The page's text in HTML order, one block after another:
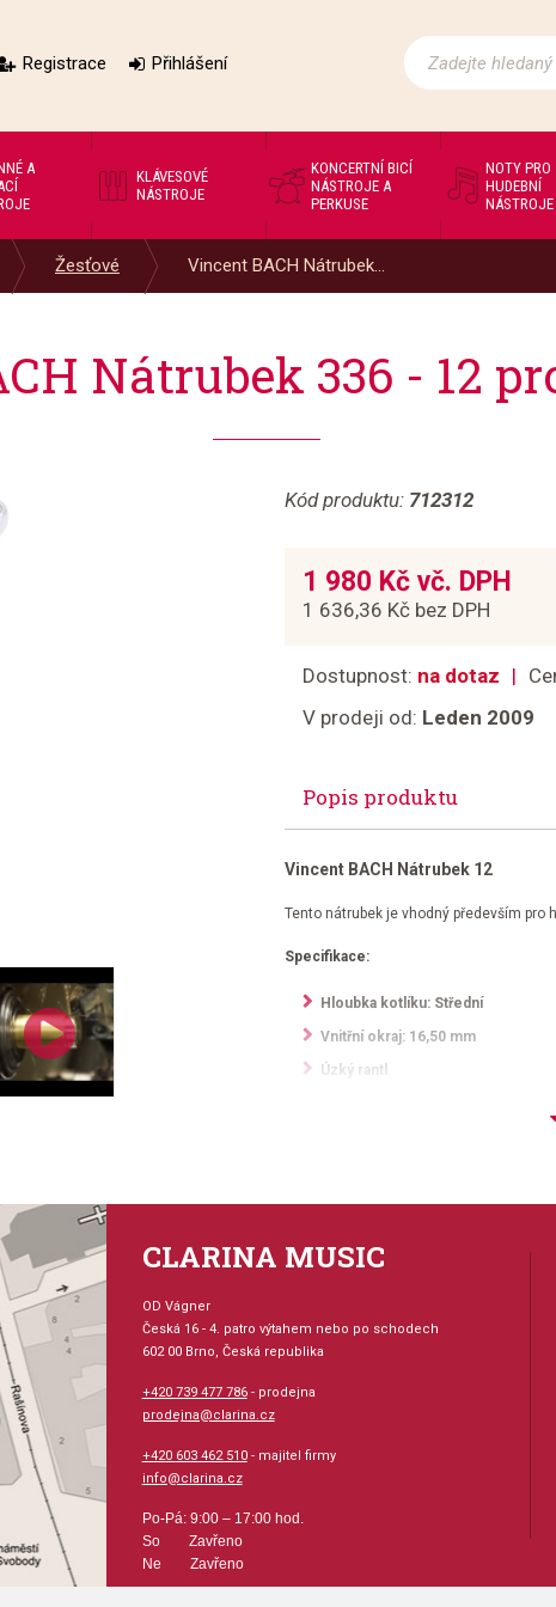
Registrace Přihlášení
A
KLÁVESOVÉ
NÁSTROJE
KONCERTNÍ BICÍ
NÁSTROJE A
PERKUSE
NOTY PRO
HUDEBNÍ
NÁSTROJE
Žesťové Vincent BACH Nátrubek...
Nátrubek 336 - 12
Kód produktu: 712312
1 980 Kč vč. DPH
1 636,36 Kč bez DPH
Dostupnost: na dotaz
V prodeji od: Leden 2009
Popis produktu
Vincent BACH Nátrubek 12
Tento nátrubek je vhodný především pro
Specifikace:
Hloubka kotlíku: Střední
Vnitřní okraj: 16,50 mm
Úzký rantl
Číslice na nátrubku definuje vnitřní
Následující označení za číslem
CLARINA MUSIC
OD Vágner
Česká 16 - 4. patro výtahem nebo po schodech
602 00 Brno, Česká republika
+420 739 477 786- prodejna
prodejna@clarina.cz
+420 603 462 510- majitel firmy
info@clarina.cz
Po-Pá: 9:00 – 17:00 hod.
So Zavřeno
Ne Zavřeno